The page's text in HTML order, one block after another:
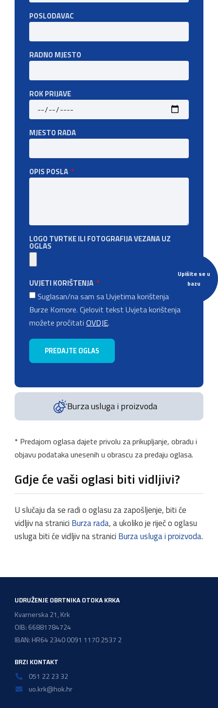
Upišite se u
bazu
Burza usluga i proizvoda
POSLODAVAC
RADNO MJESTO
ROK PRIJAVE
MJESTO RADA
OPIS POSLA
LOGO TVRTKE ILI FOTOGRAFIJA VEZANA UZ
OGLAS
UVJETI KORIŠTENJA
Suglasan/na sam sa Uvjetima korištenja
Burze Komore. Cjelovit tekst Uvjeta korištenja
možete pročitati OVDJE.
PREDAJTE OGLAS
* Predajom oglasa dajete privolu za prikupljanje, obradu i
objavu podataka unesenih u obrascu za predaju oglasa.
Gdje će vaši oglasi biti vidljivi?
U slučaju da se radi o oglasu za zapošljenje, biti će
vidljiv na stranici Burza rada, a ukoliko je riječ o oglasu
usluga biti će vidljiv na stranici Burza usluga i proizvoda.
UDRUŽENJE OBRTNIKA OTOKA KRKA
Kvarnerska 21, Krk
OIB: 66881784724
IBAN: HR64 2340 0091 1170 2537 2
BRZI KONTAKT
051 22 23 32
uo.krk@hok.hr